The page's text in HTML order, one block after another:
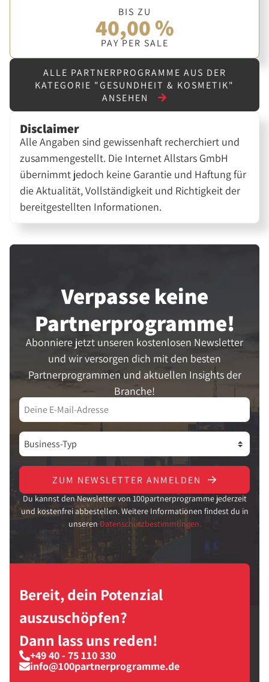
BIS ZU
40,00 %
PAY PER SALE
ALLE PARTNERPROGRAMME AUS DER
KATEGORIE "GESUNDHEIT & KOSMETIK"
ANSEHEN
Disclaimer
Alle Angaben sind gewissenhaft recherchiert und
zusammengestellt. Die Internet Allstars GmbH
übernimmt jedoch keine Garantie und Haftung für
die Aktualität, Vollständigkeit und Richtigkeit der
bereitgestellten Informationen.
Verpasse keine
Partner­programme!
Abonniere jetzt unseren kostenlosen Newsletter
und wir versorgen dich mit den besten
Partnerprogrammen und aktuellen Insights der
Branche!
ZUM NEWSLETTER ANMELDEN
Du kannst den Newsletter von 100partnerprogramme jederzeit
und kostenfrei abbestellen. Weitere Informationen findest du in
unseren Datenschutzbestimmungen.
Bereit, dein Potenzial
auszuschöpfen?
Dann lass uns reden!
+49 40 - 75 110 330
info@100partnerprogramme.de